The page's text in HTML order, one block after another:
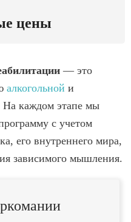
цены
— это
алкогольной и
На каждом этапе мы
с учетом
его внутреннего мира,
зависимого мышления.